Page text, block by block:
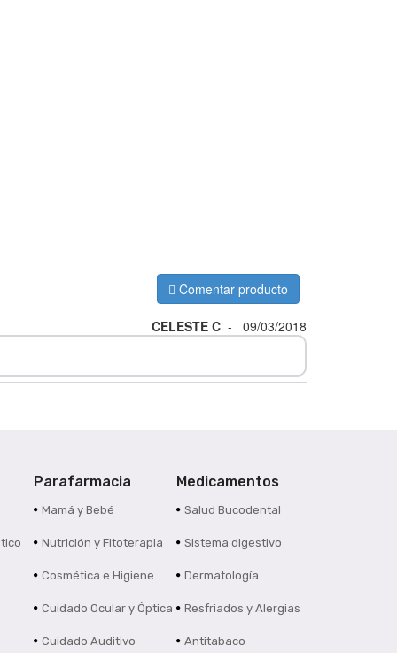
Comentar producto
CELESTE C - 09/03/2018
Parafarmacia
Mamá y Bebé
Nutrición y Fitoterapia
Cosmética e Higiene
Cuidado Ocular y Óptica
Cuidado Auditivo
Medicamentos
Salud Bucodental
Sistema digestivo
Dermatología
Resfriados y Alergias
Antitabaco